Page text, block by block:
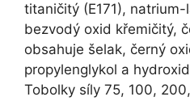
titaničitý (E171),
bezvodý oxid křemičitý,
obsahuje šelak, černý
propylenglykol a
Tobolky síly 75, 100,